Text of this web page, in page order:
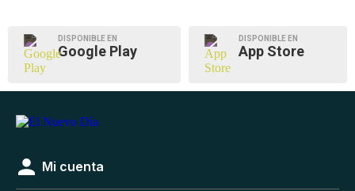
DISPONIBLE EN
Google Play
DISPONIBLE EN
App Store
Mi cuenta